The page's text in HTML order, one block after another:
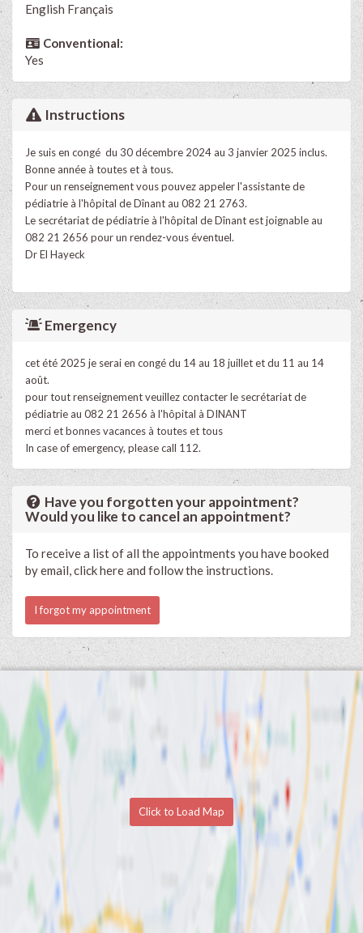
English Français
Conventional:
Yes
Instructions
Je suis en congé du 30 décembre 2024 au 3 janvier 2025 inclus.
Bonne année à toutes et à tous.
Pour un renseignement vous pouvez appeler l'assistante de
pédiatrie à l'hôpital de Dînant au 082 21 2763.
Le secrétariat de pédiatrie à l'hôpital de Dînant est joignable au
082 21 2656 pour un rendez-vous éventuel.
Dr El Hayeck
Emergency
cet été 2025 je serai en congé du 14 au 18 juillet et du 11 au 14
août.
pour tout renseignement veuillez contacter le secrétariat de
pédiatrie au 082 21 2656 à l'hôpital à DINANT
merci et bonnes vacances à toutes et tous
In case of emergency, please call 112.
Have you forgotten your appointment?
Would you like to cancel an appointment?
To receive a list of all the appointments you have booked
by email, click here and follow the instructions.
I forgot my appointment
Click to Load Map